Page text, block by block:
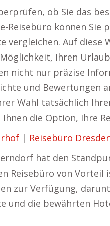
ob Sie das
Reisebüro können
vergleichen. Auf diese
Ihren
nicht nur präzise
und Bewertungen
Wahl tatsächlich
die Option, Ihre
| Reisebüro
hat den
Reisebüro von Vorteil
zur Verfügung,
und die bewährten